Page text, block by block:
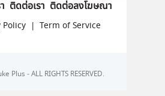
ติดต่อเรา ติดต่อลงโฆษณา
Policy | Term of Service
Plus - ALL RIGHTS RESERVED.